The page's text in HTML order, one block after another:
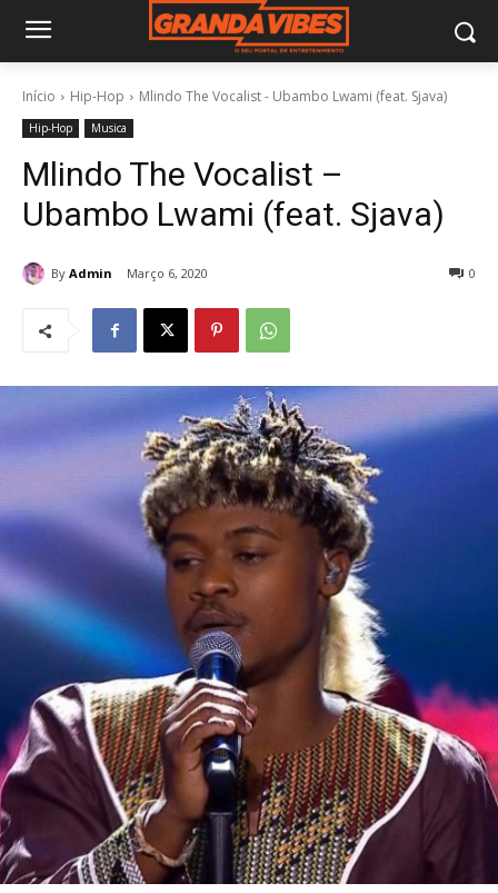
Início Hip-Hop Mlindo The Vocalist - Ubambo Lwami (feat. Sjava)
Hip-Hop Musica
Mlindo The Vocalist –
Ubambo Lwami (feat. Sjava)
By Admin Março 6, 2020 0